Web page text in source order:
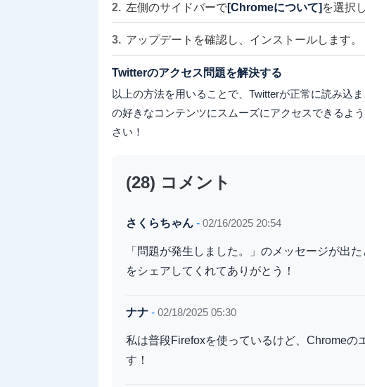
左側のサイドバーで[Chromeについて] を選択
アップデートを確認し、インストールします。
Twitterのアクセス問題を解決する
以上の方法を用いることで、Twitterが正常に読み込
の好きなコンテンツにスムーズにアクセスできるよ
さい！
(28) コメント
さくらちゃん- 02/16/2025 20:54
「問題が発生しました。」のメッセージが出
をシェアしてくれてありがとう！
ナナ- 02/18/2025 05:30
私は普段Firefoxを使っているけど、Chromeの
す！